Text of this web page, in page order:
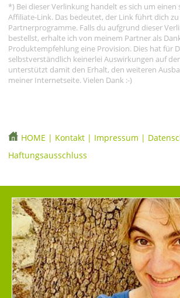
*) Bei dieser Verlinkung handelt es sich um einen
Affiliate-Link. Das bedeutet, der Link führt dich
Partnerprogramme. Falls du aufgrund dieser
bestellst, erhalte ich von meinem Partner als
Produktempfehlung eine Provision. Dies hat für
selbstverständlich keinerlei Auswirkungen auf
unterstützt damit den Erhalt, den weiteren
meiner Internetseite. Vielen Dank :-)
HOME | Kontakt | Impressum |
Haftungsausschluss